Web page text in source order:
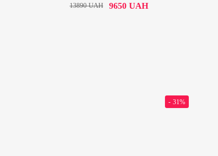
9650 UAH
13890UAH
- 31%